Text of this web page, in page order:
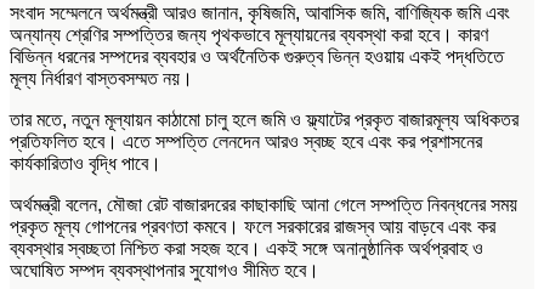
সংবাদ সম্মেলনে অর্থমন্ত্রী আরও জানান, কৃষিজমি, আবাসিক জমি, বাণিজ্যিক জমি এবং
অন্যান্য শ্রেণির সম্পত্তির জন্য পৃথকভাবে মূল্যায়নের ব্যবস্থা করা হবে। কারণ
বিভিন্ন ধরনের সম্পদের ব্যবহার ও অর্থনৈতিক গুরুত্ব ভিন্ন হওয়ায় একই পদ্ধতিতে
মূল্য নির্ধারণ বাস্তবসম্মত নয়।
তার মতে, নতুন মূল্যায়ন কাঠামো চালু হলে জমি ও ফ্ল্যাটের প্রকৃত বাজারমূল্য অধিকতর
প্রতিফলিত হবে। এতে সম্পত্তি লেনদেন আরও স্বচ্ছ হবে এবং কর প্রশাসনের
কার্যকারিতাও বৃদ্ধি পাবে।
অর্থমন্ত্রী বলেন, মৌজা রেট বাজারদরের কাছাকাছি আনা গেলে সম্পত্তি নিবন্ধনের সময়
প্রকৃত মূল্য গোপনের প্রবণতা কমবে। ফলে সরকারের রাজস্ব আয় বাড়বে এবং কর
ব্যবস্থার স্বচ্ছতা নিশ্চিত করা সহজ হবে। একই সঙ্গে অনানুষ্ঠানিক অর্থপ্রবাহ ও
অঘোষিত সম্পদ ব্যবস্থাপনার সুযোগও সীমিত হবে।